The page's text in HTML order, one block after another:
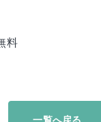
料
一覧へ戻る